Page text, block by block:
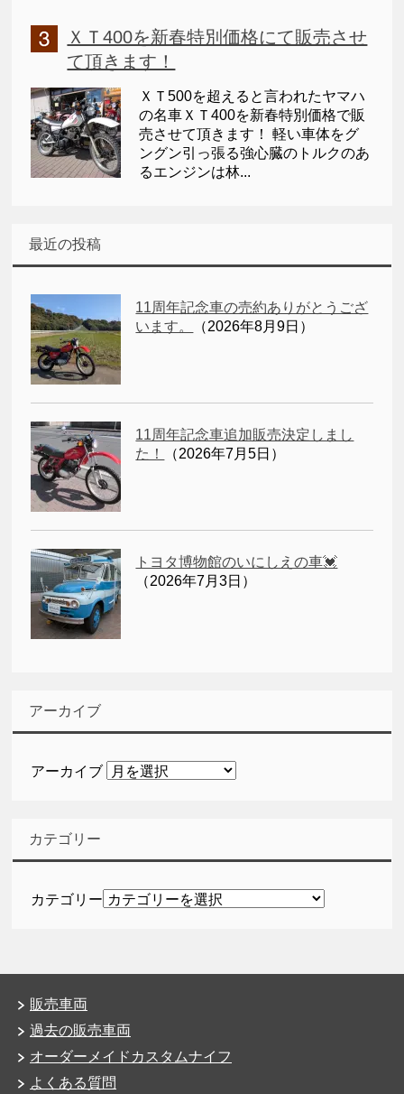
ＸＴ400を新春特別価格にて販売させ
て頂きます！
ＸＴ500を超えると言われたヤマハ
の名車ＸＴ400を新春特別価格で販
売させて頂きます！ 軽い車体をグ
ングン引っ張る強心臓のトルクのあ
るエンジンは林...
最近の投稿
11周年記念車の売約ありがとうござ
います。
（2026年8月9日）
11周年記念車追加販売決定しまし
た！
（2026年7月5日）
トヨタ博物館のいにしえの車💓
（2026年7月3日）
アーカイブ
アーカイブ
カテゴリー
カテゴリー
販売車両
過去の販売車両
オーダーメイドカスタムナイフ
よくある質問